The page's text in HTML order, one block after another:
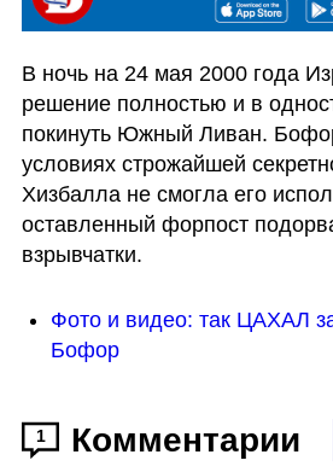
В ночь на 24 мая 2000 года
решение полностью и в
покинуть Южный Ливан.
условиях строжайшей
Хизбалла не смогла его
оставленный форпост
взрывчатки.
Фото и видео: так ЦАХАЛ
Бофор
1 Комментарии